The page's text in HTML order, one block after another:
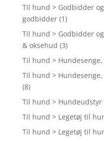
Til hund > Godbidder
godbidder (1)
Til hund > Godbidder
& oksehud (3)
Til hund >
Til hund >
(8)
Til hund >
Til hund > Legetøj til
Til hund > Legetøj til